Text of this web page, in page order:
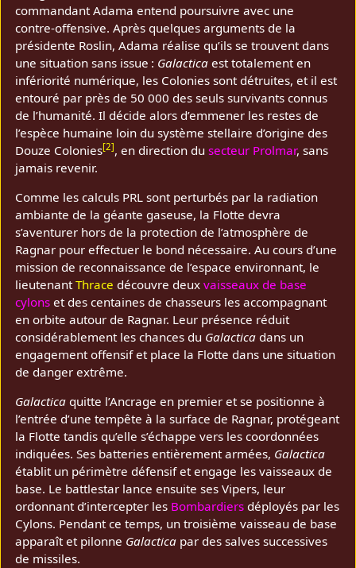
commandant Adama entend poursuivre avec une
contre‑offensive. Après quelques arguments de la
présidente Roslin, Adama réalise qu’ils se trouvent dans
une situation sans issue : Galactica est totalement en
infériorité numérique, les Colonies sont détruites, et il est
entouré par près de 50 000 des seuls survivants connus
de l’humanité. Il décide alors d’emmener les restes de
l’espèce humaine loin du système stellaire d’origine des
Douze Colonies[2], en direction dusecteur Prolmar, sans
jamais revenir.
Comme les calculs PRL sont perturbés par la radiation
ambiante de la géante gaseuse, la Flotte devra
s’aventurer hors de la protection de l’atmosphère de
Ragnar pour effectuer le bond nécessaire. Au cours d’une
mission de reconnaissance de l’espace environnant, le
lieutenantThrace découvre deuxvaisseaux de base
cylons et des centaines de chasseurs les accompagnant
en orbite autour de Ragnar. Leur présence réduit
considérablement les chances du Galactica dans un
engagement offensif et place la Flotte dans une situation
de danger extrême.
Galactica quitte l’Ancrage en premier et se positionne à
l’entrée d’une tempête à la surface de Ragnar, protégeant
la Flotte tandis qu’elle s’échappe vers les coordonnées
indiquées. Ses batteries entièrement armées, Galactica
établit un périmètre défensif et engage les vaisseaux de
base. Le battlestar lance ensuite ses Vipers, leur
ordonnant d’intercepter les Bombardiers déployés par les
Cylons. Pendant ce temps, un troisième vaisseau de base
apparaît et pilonne Galactica par des salves successives
de missiles.